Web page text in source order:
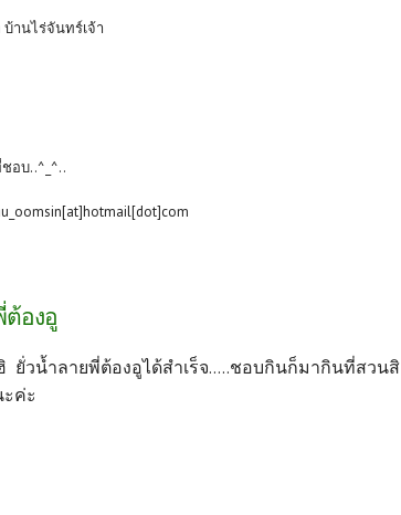
บ้านไร่จันทร์เจ้า
อบ..^_^..
องอู
ยั่วน้ำลายพี่ต้องอูได้สำเร็จ.....ชอบกินก็มากินที่สวนสิ
ะค่ะ